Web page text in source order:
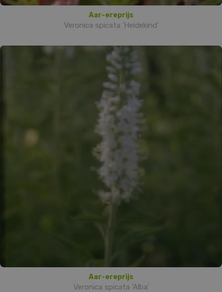
Aar-ereprijs
Veronica spicata 'Heidekind'
Aar-ereprijs
Veronica spicata 'Alba'